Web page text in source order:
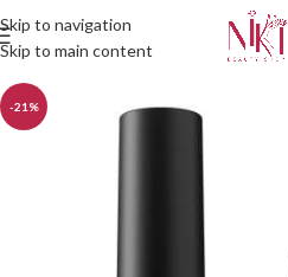
Skip to navigation
Skip to main content
-21%